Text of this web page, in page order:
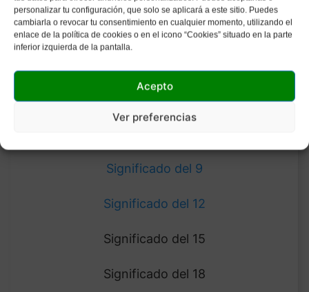
personalizar tu configuración, que solo se aplicará a este sitio. Puedes
cambiarla o revocar tu consentimiento en cualquier momento, utilizando el
enlace de la política de cookies o en el icono “Cookies” situado en la parte
inferior izquierda de la pantalla.
Acepto
Ver preferencias
de tu número
Significado del 3
Significado del 9
Significado del 12
Significado del 15
Significado del 18